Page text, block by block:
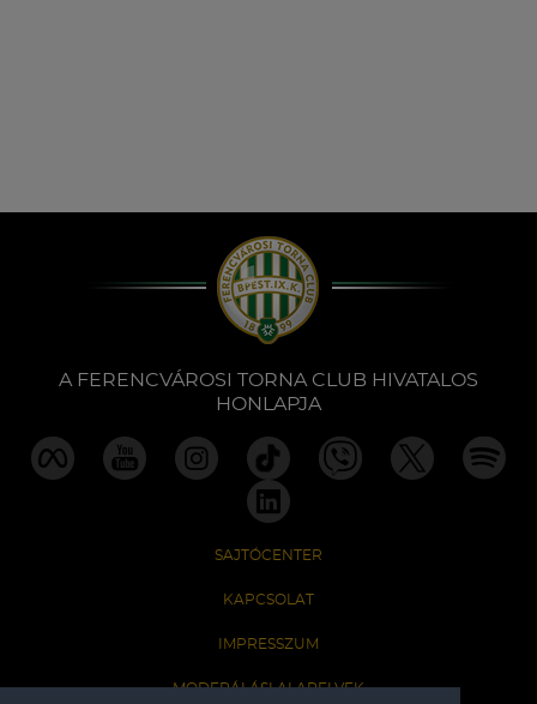
A FERENCVÁROSI TORNA CLUB HIVATALOS
HONLAPJA
SAJTÓCENTER
KAPCSOLAT
IMPRESSZUM
MODERÁLÁSI ALAPELVEK